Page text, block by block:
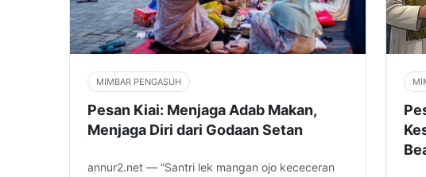
MIMBAR PENGASUH
Pesan Kiai: Menjaga Adab Makan,
Menjaga Diri dari Godaan Setan
annur2.net — “Santri lek mangan ojo kececeran